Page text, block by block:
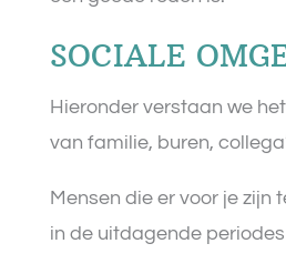
SOCIALE
Hieronder verstaan we
van familie, buren,
Mensen die er voor je zijn
in de uitdagende